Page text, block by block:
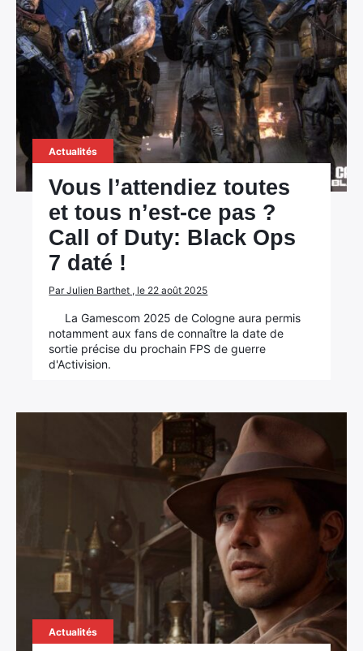
Actualités
Vous l’attendiez toutes
et tous n’est-ce pas ?
Call of Duty: Black Ops
7 daté !
Par Julien Barthet , le 22 août 2025
La Gamescom 2025 de Cologne aura permis
notamment aux fans de connaître la date de
sortie précise du prochain FPS de guerre
d'Activision.
Actualités